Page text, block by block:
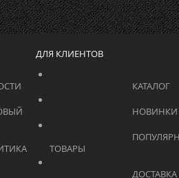
ДЛЯ КЛИЕНТОВ